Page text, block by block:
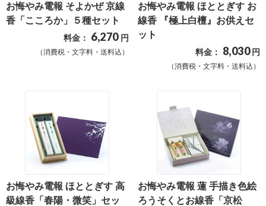
結
式
電
報-
Tips
集
お
お悔やみ電報 そよかぜ 京線
香「こころか」５種セット
料金： 6,270 円
（消費税・文字料・送料込）
お悔やみ電報 ほととぎす お
線香 『極上白檀』お供えセ
ット
料金： 8,030 円
（消費税・文字料・送料込）
お悔やみ電報 ほととぎす 高
級線香「春陽・微笑」セッ
お悔やみ電報 蓮 手描き色絵
ろうそくとお線香「京松